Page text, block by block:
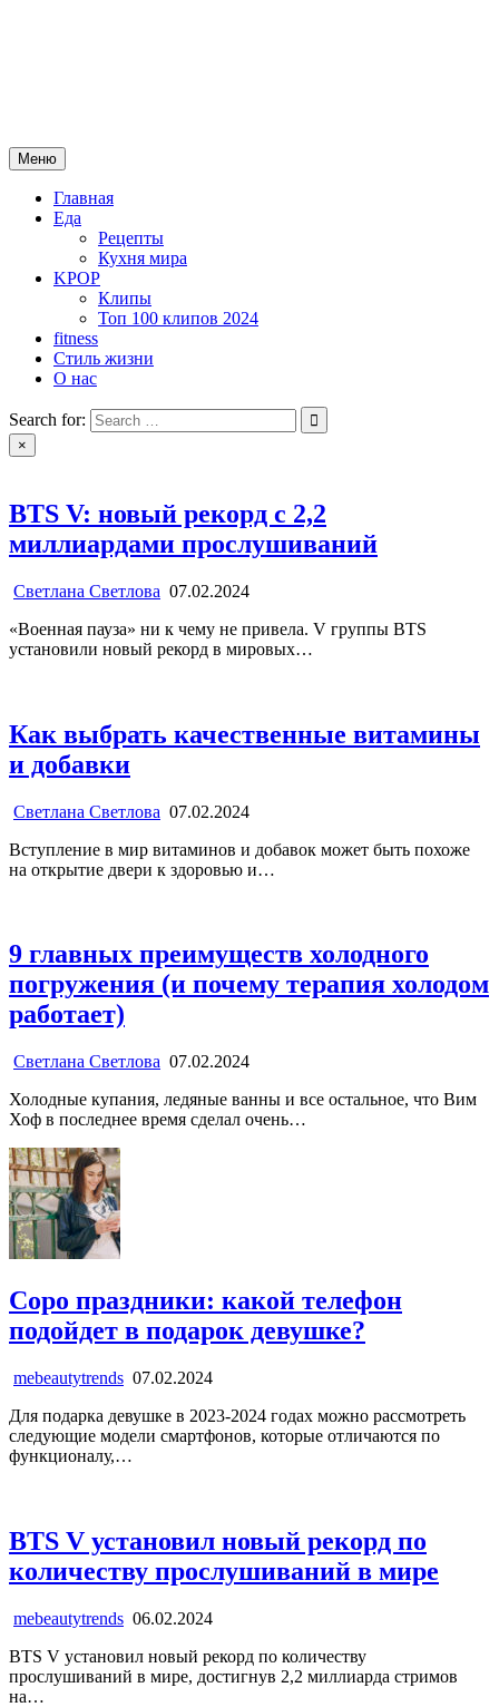
Меню
Главная
Еда
Рецепты
Кухня мира
KPOP
Клипы
Топ 100 клипов 2024
fitness
Стиль жизни
О нас
Search for:
×
BTS V: новый рекорд с 2,2
миллиардами прослушиваний
Светлана Светлова 07.02.2024
«Военная пауза» ни к чему не привела. V группы BTS
установили новый рекорд в мировых…
Как выбрать качественные витамины
и добавки
Светлана Светлова 07.02.2024
Вступление в мир витаминов и добавок может быть похоже
на открытие двери к здоровью и…
9 главных преимуществ холодного
погружения (и почему терапия холодом
работает)
Светлана Светлова 07.02.2024
Холодные купания, ледяные ванны и все остальное, что Вим
Хоф в последнее время сделал очень…
Соро праздники: какой телефон
подойдет в подарок девушке?
mebeautytrends 07.02.2024
Для подарка девушке в 2023-2024 годах можно рассмотреть
следующие модели смартфонов, которые отличаются по
функционалу,…
BTS V установил новый рекорд по
количеству прослушиваний в мире
mebeautytrends 06.02.2024
BTS V установил новый рекорд по количеству
прослушиваний в мире, достигнув 2,2 миллиарда стримов
на…